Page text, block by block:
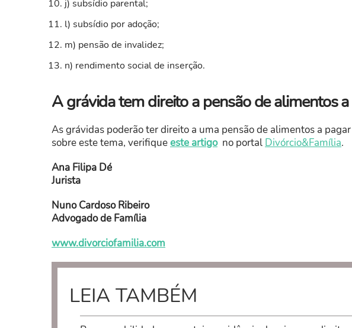
j) subsídio parental;
l) subsídio por adoção;
m) pensão de invalidez;
n) rendimento social de inserção.
A grávida tem direito a pensão de alimentos
As grávidas poderão ter direito a uma pensão de alimentos a
sobre este tema, verifiqueeste artigono portal Divórcio&Família.
Ana Filipa Dé
Jurista
Nuno Cardoso Ribeiro
Advogado de Família
www.divorciofamilia.com
LEIA TAMBÉM